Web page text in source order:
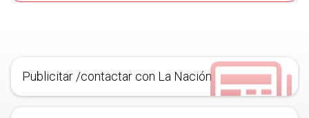
Publicitar /contactar con La Nación